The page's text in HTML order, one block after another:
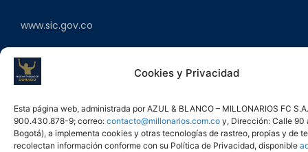
Cookies y Privacidad
Esta página web, administrada por AZUL & BLANCO – MILLONARIOS FC
900.430.878-9; correo: contacto@millonarios.com.co y, Dirección: Calle 90
Bogotá), a implementa cookies y otras tecnologías de rastreo, propias y de
recolectan información conforme con su Política de Privacidad, disponible
www.sic.gov.co
derechos reservados - Powered by ZIGMA